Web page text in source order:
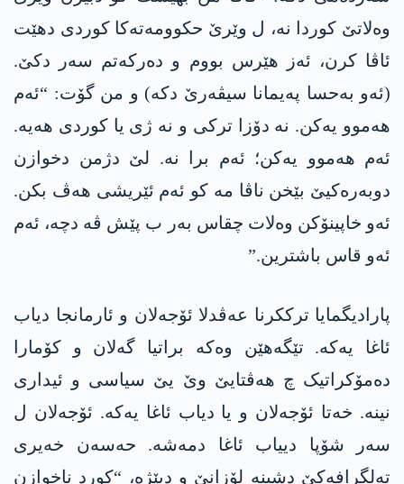
وەلاتێ کوردا نە، ل وێرێ حکوومەتەکا کوردی دهێت
ئاڤا کرن، ئەز ھێرس بووم و دەرکەتم سەر دکێ.
(ئەو بەحسا پەیمانا سیڤەرێ دکە) و من گۆت: “ئەم
ھەموو یەکن. نە دۆزا ترکی و نە ژی یا کوردی ھەیە.
ئەم ھەموو یەکن؛ ئەم برا نە. لێ دژمن دخوازن
دوبەرەکیێ بێخن ناڤا مە کو ئەم ئێریشی ھەڤ بکن.
ئەو خاپینۆکن وەلات چقاس بەر ب پێش ڤە دچە، ئەم
ئەو قاس باشترین.”
پارادیگمایا ترککرنا عەڤدلا ئۆجەلان و ئارمانجا دیاب
ئاغا یەکە. تێگەهێن وەکە براتیا گەلان و کۆمارا
دەمۆکراتیک چ ھەڤتایێ وێ یێ سیاسی و ئیداری
نینە. خەتا ئۆجەلان و یا دیاب ئاغا یەکە. ئۆجەلان ل
سەر شۆپا دییاب ئاغا دمەشە. حەسەن خەیری
تەلگرافەکێ دشینە لۆزانێ و دبێژە، “کورد ناخوازن